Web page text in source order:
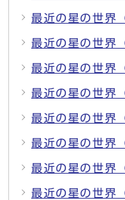
最近の星の世界
最近の星の世界
最近の星の世界
最近の星の世界
最近の星の世界
最近の星の世界
最近の星の世界
最近の星の世界